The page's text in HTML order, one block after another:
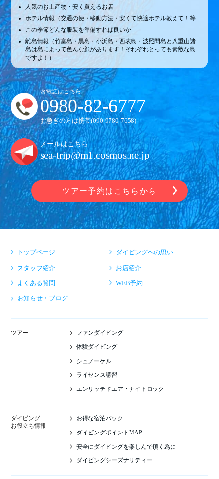
人気のお土産物・安く買えるお店
ホテル情報（交通の便・移動方法・安くて快適ホテル教えて！等
この季節どんな服装を準備すれば良いか
離島情報（竹富島・黒島・小浜島・西表島・波照間島と八重山諸
島は島によって色んな顔があります！それぞれとっても素敵な島
ですよ！）
お電話はこちら
0980-82-6777
お急ぎの方は携帯(090-9780-7658)
メールはこちら
sea-trip@m1.cosmos.ne.jp
ツアー予約はこちらから
トップページ ダイビングへの思い
スタッフ紹介 お店紹介
よくある質問 WEB予約
お知らせ・ブログ
ツアー ファンダイビング
体験ダイビング
シュノーケル
ライセンス講習
エンリッチドエア・ナイトロック
ダイビング
お役立ち情報
お得な宿泊パック
ダイビングポイントMAP
安全にダイビングを楽しんで頂く為に
ダイビングシーズナリティー